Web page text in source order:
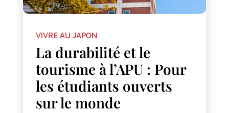
VIVRE AU JAPON
La durabilité et le
tourisme à l’APU : Pour
les étudiants ouverts
sur le monde